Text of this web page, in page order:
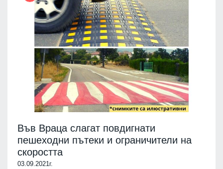
Във Враца слагат повдигнати
пешеходни пътеки и ограничители на
скоростта
03.09.2021г.